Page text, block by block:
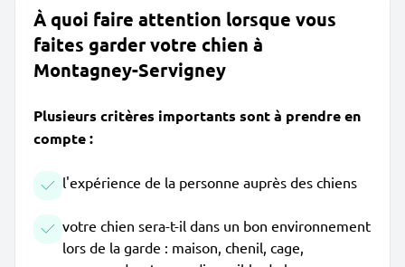
À quoi faire attention lorsque vous
faites garder votre chien à
Montagney-Servigney
Plusieurs critères importants sont à prendre en
compte :
l'expérience de la personne auprès des chiens
votre chien sera-t-il dans un bon environnement
lors de la garde : maison, chenil, cage,